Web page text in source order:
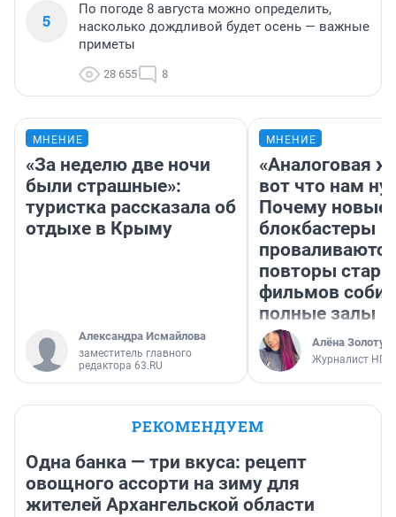
5
По погоде 8 августа можно определить,
насколько дождливой будет осень — важные
приметы
28 655 8
МНЕНИЕ
«За неделю две ночи
были страшные»:
туристка рассказала об
отдыхе в Крыму
Александра Исмайлова
заместитель главного
редактора 63.RU
МНЕНИЕ
«Аналоговая
вот что нам
Почему новые
блокбастеры
повторы
фильмов
полные залы
Алёна
Журналист НГС
РЕКОМЕНДУЕМ
Одна банка — три вкуса: рецепт
овощного ассорти на зиму для
жителей Архангельской области